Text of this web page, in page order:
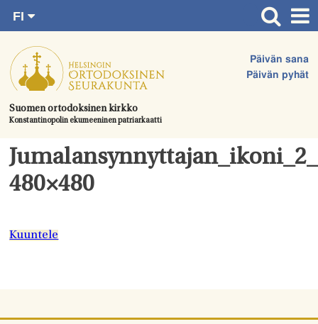
suoraan
sisältöön.
Suomen ortodoksinen kirkko
Konstantinopolin ekumeeninen patriarkaatti
Päivän sana
Päivän pyhät
FI
SV
EN
UA
Etusivu
Ajankohtaista
Juhlat & toimitukset
Kirkot
Apua & tukea
Hautausmaa
480×480
Kuuntele